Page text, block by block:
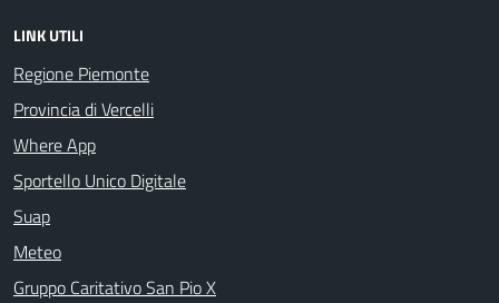
LINK UTILI
Regione Piemonte
Provincia di Vercelli
Where App
Sportello Unico Digitale
Suap
Meteo
Gruppo Caritativo San Pio X